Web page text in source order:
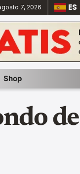
7, 2026 ES
Shop
de